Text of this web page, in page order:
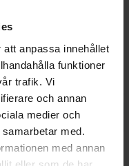
anpassa innehållet
funktioner
trafik. Vi
och annan
medier och
med.
med annan
eller som de har